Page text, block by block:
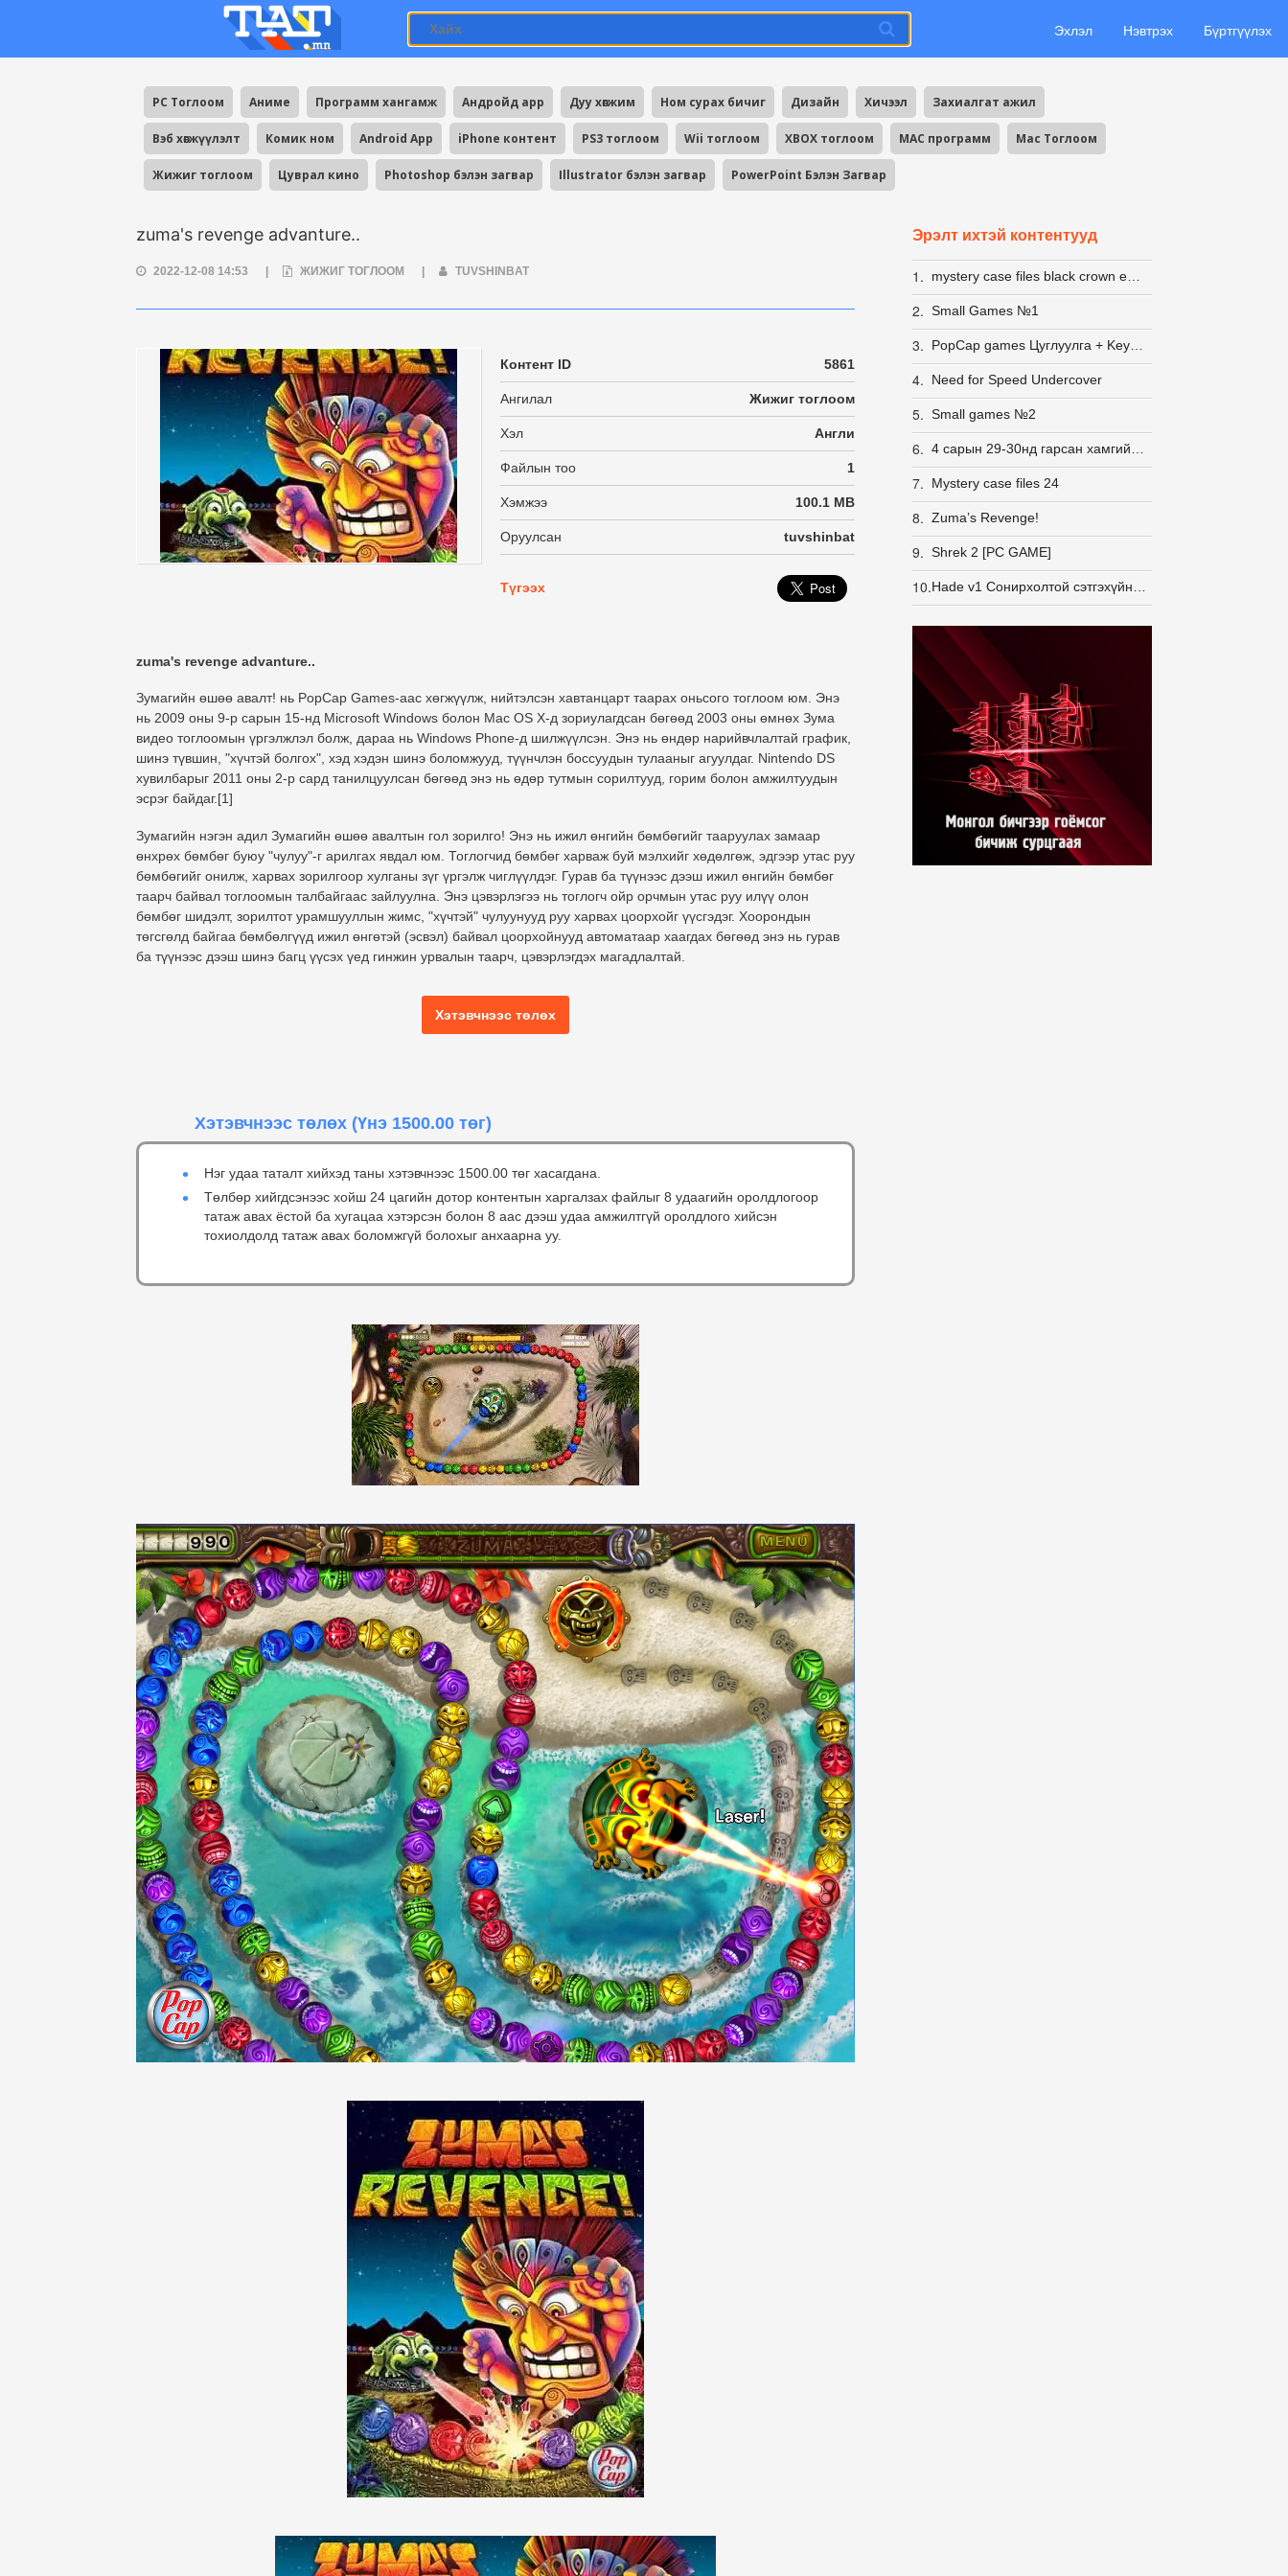
Эхлэл Нэвтрэх Бүртгүүлэх
PC Тоглоом Аниме Программ хангамж Андройд app Дуу хөгжим Ном сурах бичиг Дизайн Хичээл Захиалгат ажил
Вэб хөгжүүлэлт Комик ном Android App iPhone контент PS3 тоглоом Wii тоглоом XBOX тоглоом MAC программ Mac Тоглоом
Жижиг тоглоом Цуврал кино Photoshop бэлэн загвар Illustrator бэлэн загвар PowerPoint Бэлэн Загвар
zuma's revenge advanture..
2022-12-08 14:53 ЖИЖИГ ТОГЛООМ TUVSHINBAT
Контент ID 5861
Ангилал Жижиг тоглоом
Хэл Англи
Файлын тоо 1
Хэмжээ 100.1 MB
Оруулсан tuvshinbat
Түгээх
zuma's revenge advanture..
Зумагийн өшөө авалт! нь PopCap Games-аас хөгжүүлж, нийтэлсэн хавтанцарт таарах оньсого тоглоом юм. Энэ
нь 2009 оны 9-р сарын 15-нд Microsoft Windows болон Mac OS X-д зориулагдсан бөгөөд 2003 оны өмнөх Зума
видео тоглоомын үргэлжлэл болж, дараа нь Windows Phone-д шилжүүлсэн. Энэ нь өндөр нарийвчлалтай график,
шинэ түвшин, "хүчтэй болгох", хэд хэдэн шинэ боломжууд, түүнчлэн боссуудын тулааныг агуулдаг. Nintendo DS
хувилбарыг 2011 оны 2-р сард танилцуулсан бөгөөд энэ нь өдөр тутмын сорилтууд, горим болон амжилтуудын
эсрэг байдаг.[1]
Зумагийн нэгэн адил Зумагийн өшөө авалтын гол зорилго! Энэ нь ижил өнгийн бөмбөгийг тааруулах замаар
өнхрөх бөмбөг буюу "чулуу"-г арилгах явдал юм. Тоглогчид бөмбөг харваж буй мэлхийг хөдөлгөж, эдгээр утас руу
бөмбөгийг онилж, харвах зорилгоор хулганы зүг үргэлж чиглүүлдэг. Гурав ба түүнээс дээш ижил өнгийн бөмбөг
таарч байвал тоглоомын талбайгаас зайлуулна. Энэ цэвэрлэгээ нь тоглогч ойр орчмын утас руу илүү олон
бөмбөг шидэлт, зорилтот урамшууллын жимс, "хүчтэй" чулуунууд руу харвах цоорхойг үүсгэдэг. Хоорондын
төгсгөлд байгаа бөмбөлгүүд ижил өнгөтэй (эсвэл) байвал цоорхойнууд автоматаар хаагдах бөгөөд энэ нь гурав
ба түүнээс дээш шинэ багц үүсэх үед гинжин урвалын таарч, цэвэрлэгдэх магадлалтай.
Хэтэвчнээс төлөх
Хэтэвчнээс төлөх (Үнэ 1500.00 төг)
Нэг удаа таталт хийхэд таны хэтэвчнээс 1500.00 төг хасагдана.
Төлбөр хийгдсэнээс хойш 24 цагийн дотор контентын харгалзах файлыг 8 удаагийн оролдлогоор
татаж авах ёстой ба хугацаа хэтэрсэн болон 8 аас дээш удаа амжилтгүй оролдлого хийсэн
тохиолдолд татаж авах боломжгүй болохыг анхаарна уу.
Эрэлт ихтэй контентууд
1.
2. Small Games №1
3.
4. Need for Speed Undercover
5. Small games №2
6.
7. Mystery case files 24
8. Zuma’s Revenge!
9. Shrek 2 [PC GAME]
10.